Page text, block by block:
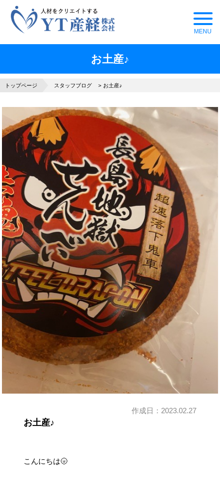
お土産♪
トップページ スタッフブログ お土産♪
作成日： 2023.02.27
お土産♪
こんにちは🌝